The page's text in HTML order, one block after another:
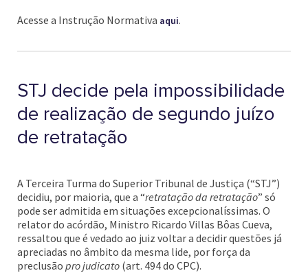
Acesse a Instrução Normativa aqui.
STJ decide pela impossibilidade
de realização de segundo juízo
de retratação
A Terceira Turma do Superior Tribunal de Justiça (“STJ”)
decidiu, por maioria, que a “retratação da retratação” só
pode ser admitida em situações excepcionalíssimas. O
relator do acórdão, Ministro Ricardo Villas Bôas Cueva,
ressaltou que é vedado ao juiz voltar a decidir questões já
apreciadas no âmbito da mesma lide, por força da
preclusão pro judicato (art. 494 do CPC).